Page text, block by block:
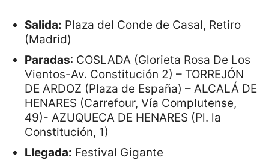
Salida: Plaza del Conde de Casal, Retiro
(Madrid)
Paradas: COSLADA (Glorieta Rosa De Los
Vientos-Av. Constitución 2) – TORREJÓN
DE ARDOZ (Plaza de España) – ALCALÁ DE
HENARES (Carrefour, Vía Complutense,
49)- AZUQUECA DE HENARES (Pl. la
Constitución, 1)
Llegada: Festival Gigante